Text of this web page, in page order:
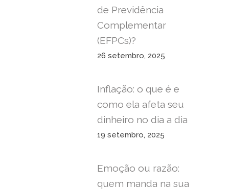
de Previdência
Complementar
(EFPCs)?
26 setembro, 2025
Inflação: o que é e
como ela afeta seu
dinheiro no dia a dia
19 setembro, 2025
Emoção ou razão:
quem manda na sua